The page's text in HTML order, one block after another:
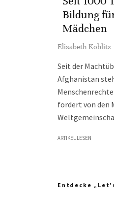
Bildung
Mädchen
Elisabeth Koblitz
Seit der
Afghanistan
fordert von den
ARTIKEL LESEN
Entdecke